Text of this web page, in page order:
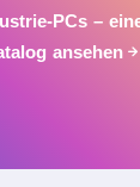
PCs –
ansehen